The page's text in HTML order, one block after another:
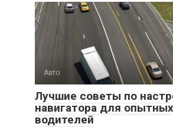
Авто
Лучшие советы по
навигатора для опытных
водителей